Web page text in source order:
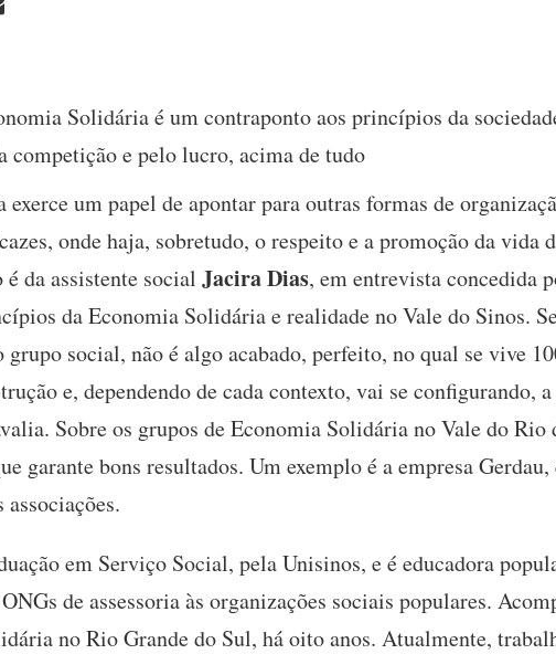
Solidária é um contraponto aos princípios da
competição e pelo lucro, acima de tudo
um papel de apontar para outras formas de
onde haja, sobretudo, o respeito e a promoção da vida
da assistente social Jacira Dias, em entrevista concedida
da Economia Solidária e realidade no Vale do Sinos.
social, não é algo acabado, perfeito, no qual se vive
e, dependendo de cada contexto, vai se configurando,
Sobre os grupos de Economia Solidária no Vale do Rio
garante bons resultados. Um exemplo é a empresa
associações.
em Serviço Social, pela Unisinos, e é educadora
de assessoria às organizações sociais populares.
no Rio Grande do Sul, há oito anos. Atualmente,